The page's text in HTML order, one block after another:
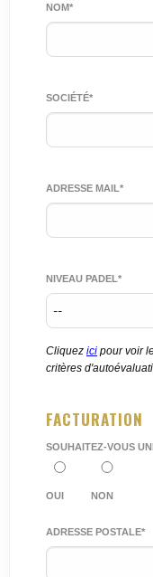
NOM*
SOCIÉTÉ*
ADRESSE MAIL*
NIVEAU PADEL*
Cliquez ici pour voir
critères
FACTURATION
SOUHAITEZ-VOUS
OUI NON
ADRESSE POSTALE*